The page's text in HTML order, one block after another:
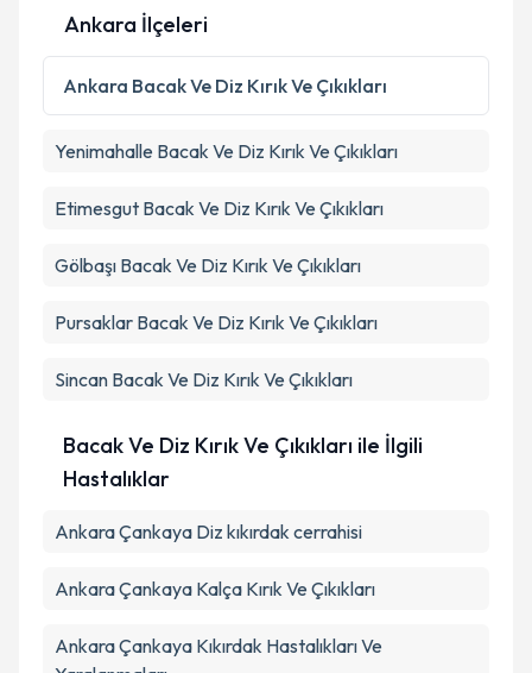
Kişisel verilerimin işlenmesine ilişkin
Metni'ni okudum ve kişisel verilerimin belirtilen
Takvim Talebini Gönder
Ankara İlçeleri
Ankara Bacak Ve Diz Kırık Ve Çıkıkları
Yenimahalle Bacak Ve Diz Kırık Ve Çıkıkları
Etimesgut Bacak Ve Diz Kırık Ve Çıkıkları
Gölbaşı Bacak Ve Diz Kırık Ve Çıkıkları
Pursaklar Bacak Ve Diz Kırık Ve Çıkıkları
Sincan Bacak Ve Diz Kırık Ve Çıkıkları
Bacak Ve Diz Kırık Ve Çıkıkları ile İlgili
Hastalıklar
Ankara Çankaya Diz kıkırdak cerrahisi
Ankara Çankaya Kalça Kırık Ve Çıkıkları
Ankara Çankaya Kıkırdak Hastalıkları Ve